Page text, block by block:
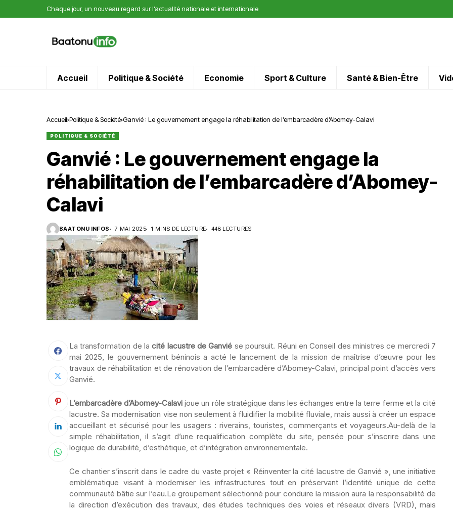
Chaque jour, un nouveau regard sur l’actualité nationale et internationale
Accueil Politique & Société Economie Sport & Culture Santé & Bien-Être
Accueil Politique & Société Ganvié : Le gouvernement engage la réhabilitation de l’embarcadère d’Abomey-Calavi
POLITIQUE & SOCIÉTÉ
Ganvié : Le gouvernement engage la
réhabilitation de l’embarcadère d’Abomey-
Calavi
BAATONU INFOS 7 MAI 2025 1 MINS DE LECTURE 448 LECTURES
La transformation de lacité lacustre de Ganvié se poursuit. Réuni en Conseil des ministres ce mercredi 7
mai 2025, le gouvernement béninois a acté le lancement de la mission de maîtrise d’œuvre pour les
travaux de réhabilitation et de rénovation de l’embarcadère d’Abomey-Calavi, principal point d’accès vers
Ganvié.
L’embarcadère d’Abomey-Calavi joue un rôle stratégique dans les échanges entre la terre ferme et la cité
lacustre. Sa modernisation vise non seulement à fluidifier la mobilité fluviale, mais aussi à créer un espace
accueillant et sécurisé pour les usagers : riverains, touristes, commerçants et voyageurs.Au-delà de la
simple réhabilitation, il s’agit d’une requalification complète du site, pensée pour s’inscrire dans une
logique de durabilité, d’esthétique, et d’intégration environnementale.
Ce chantier s’inscrit dans le cadre du vaste projet « Réinventer la cité lacustre de Ganvié », une initiative
emblématique visant à moderniser les infrastructures tout en préservant l’identité unique de cette
communauté bâtie sur l’eau.Le groupement sélectionné pour conduire la mission aura la responsabilité de
la direction d’exécution des travaux, des études techniques des voies et réseaux divers (VRD), mais